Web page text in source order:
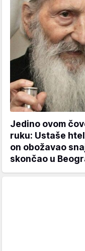
Jedino ovom
ruku: Ustaše
on obožavao
skončao u